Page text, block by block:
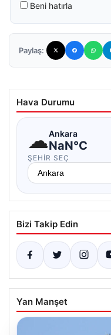
Beni hatırla
Paylaş:
Hava Durumu
☁Ankara
NaN°C
ŞEHIR SEÇ
Bizi Takip Edin
Yan Manşet